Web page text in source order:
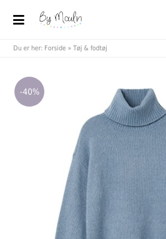
Du er her: Forside »Tøj & fodtøj
-40%